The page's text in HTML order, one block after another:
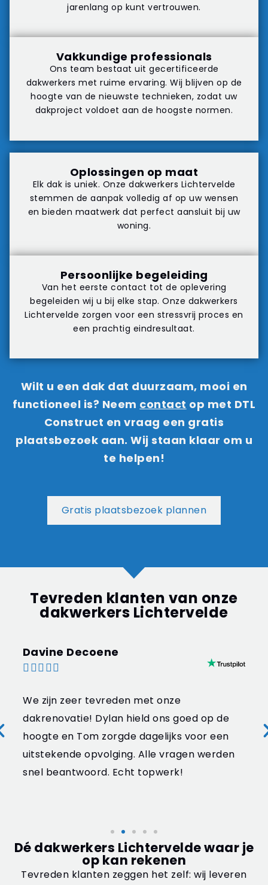
jarenlang op kunt vertrouwen.
Vakkundige professionals
Ons team bestaat uit gecertificeerde
dakwerkers met ruime ervaring. Wij blijven op de
hoogte van de nieuwste technieken, zodat uw
dakproject voldoet aan de hoogste normen.
Oplossingen op maat
Elk dak is uniek. Onze dakwerkers Lichtervelde
stemmen de aanpak volledig af op uw wensen
en bieden maatwerk dat perfect aansluit bij uw
woning.
Persoonlijke begeleiding
Van het eerste contact tot de oplevering
begeleiden wij u bij elke stap. Onze dakwerkers
Lichtervelde zorgen voor een stressvrij proces en
een prachtig eindresultaat.
Wilt u een dak dat duurzaam, mooi en
functioneel is? Neem contact op met DTL
Construct en vraag een gratis
plaatsbezoek aan. Wij staan klaar om u
te helpen!
Gratis plaatsbezoek plannen
Tevreden klanten van onze
dakwerkers Lichtervelde
Davine Decoene
    
We zijn zeer tevreden met onze
dakrenovatie! Dylan hield ons goed op de
hoogte en Tom zorgde dagelijks voor een
uitstekende opvolging. Alle vragen werden
snel beantwoord. Echt topwerk!
Dé dakwerkers Lichtervelde waar je
op kan rekenen
Tevreden klanten zeggen het zelf: wij leveren